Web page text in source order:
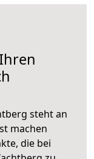
steht an
machen
die bei